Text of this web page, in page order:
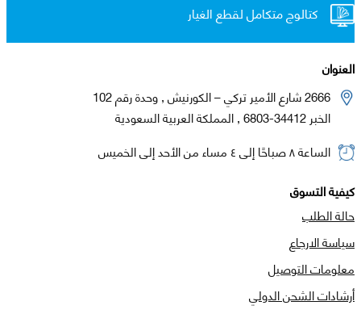
كتالوج متكامل لقطع الغيار
العنوان
2666 شارع الأمير تركي – الكورنيش , وحدة رقم 102
الخبر 34412-6803 , المملكة العربية السعودية
الساعة ٨ صباحًا إلى ٤ مساء من الأحد إلى الخميس
كيفية التسوق
حالة الطلب
سياسة الارجاع
معلومات التوصيل
أرشادات الشحن الدولي